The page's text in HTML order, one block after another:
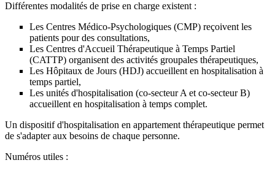
Différentes modalités de prise en charge existent :
Les Centres Médico-Psychologiques (CMP) reçoivent les
patients pour des consultations,
Les Centres d'Accueil Thérapeutique à Temps Partiel
(CATTP) organisent des activités groupales thérapeutiques,
Les Hôpitaux de Jours (HDJ) accueillent en hospitalisation à
temps partiel,
Les unités d'hospitalisation (co-secteur A et co-secteur B)
accueillent en hospitalisation à temps complet.
Un dispositif d'hospitalisation en appartement thérapeutique permet
de s'adapter aux besoins de chaque personne.
Numéros utiles :